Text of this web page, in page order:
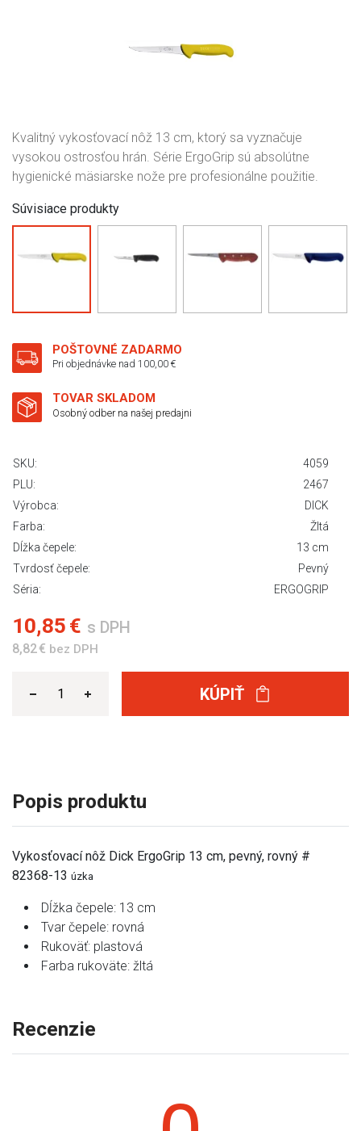
Kvalitný vykosťovací nôž 13 cm, ktorý sa vyznačuje
vysokou ostrosťou hrán. Série ErgoGrip sú absolútne
hygienické mäsiarske nože pre profesionálne použitie.
Súvisiace produkty
POŠTOVNÉ ZADARMO
Pri objednávke nad 100,00 €
TOVAR SKLADOM
Osobný odber na našej predajni
SKU:
4059
PLU:
2467
Výrobca:
DICK
Farba:
Žltá
Dĺžka čepele:
13 cm
Tvrdosť čepele:
Pevný
Séria:
ERGOGRIP
10,85 € s DPH
8,82 € bez DPH
KÚPIŤ
Popis produktu
Vykosťovací nôž Dick ErgoGrip 13 cm, pevný, rovný #
82368-13 úzka
Dĺžka čepele: 13 cm
Tvar čepele: rovná
Rukoväť: plastová
Farba rukoväte: žltá
Recenzie